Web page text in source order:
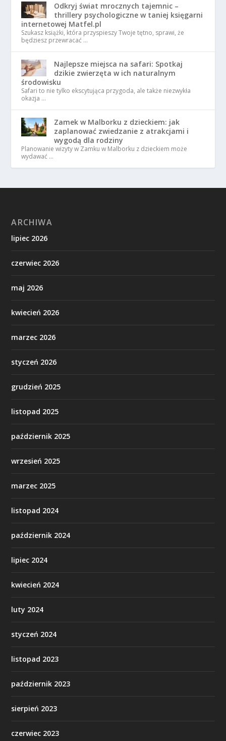
Odkryj świat mrocznych tajemnic –
thrillery psychologiczne w taniej księgarni
internetowej Matfel.pl
Szukasz książki, która przyspieszy Twoje tętno, sprawi, że
będziesz przewracać …
Najlepsze miejsca na safari: Spotkaj
dzikie zwierzęta w ich naturalnym
środowisku
Safari to nie tylko ekscytująca przygoda, ale także niezwykła
okazja …
Zamek w Malborku z dzieckiem: jak
zaplanować zwiedzanie z atrakcjami i
wygodą dla rodziny
Planowanie wizyty w Zamku w Malborku z dzieckiem może
wydawać …
ARCHIWA
lipiec 2026
czerwiec 2026
maj 2026
kwiecień 2026
marzec 2026
styczeń 2026
grudzień 2025
listopad 2025
październik 2025
wrzesień 2025
marzec 2025
listopad 2024
październik 2024
lipiec 2024
kwiecień 2024
luty 2024
styczeń 2024
listopad 2023
październik 2023
sierpień 2023
czerwiec 2023